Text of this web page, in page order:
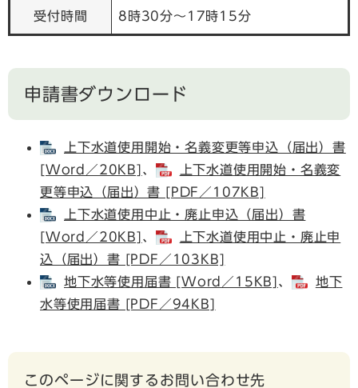
受付時間 8時30分～17時15分
申請書ダウンロード
上下水道使用開始・名義変更等申込（届出）書
[Word／20KB] ​、
上下水道使用開始・名義変
更等申込（届出）書 [PDF／107KB]
上下水道使用中止・廃止申込（届出）書
[Word／20KB] ​、
上下水道使用中止・廃止申
込（届出）書 [PDF／103KB]
地下水等使用届書 [Word／15KB] ​、
地下
水等使用届書​ [PDF／94KB]
このページに関するお問い合わせ先